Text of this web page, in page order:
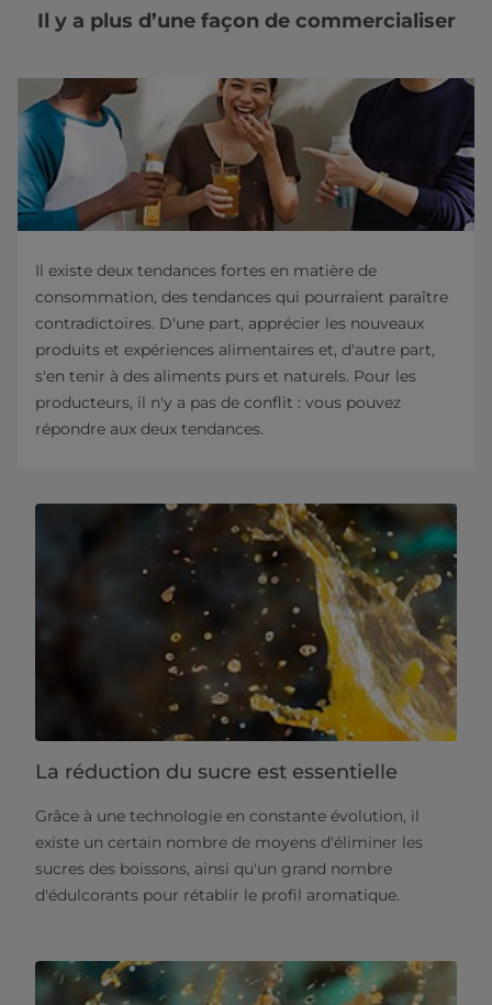
Il y a plus d’une façon de commercialiser
Il existe deux tendances fortes en matière de
consommation, des tendances qui pourraient paraître
contradictoires. D'une part, apprécier les nouveaux
produits et expériences alimentaires et, d'autre part,
s'en tenir à des aliments purs et naturels. Pour les
producteurs, il n'y a pas de conflit : vous pouvez
répondre aux deux tendances.
La réduction du sucre est essentielle
Grâce à une technologie en constante évolution, il
existe un certain nombre de moyens d'éliminer les
sucres des boissons, ainsi qu'un grand nombre
d'édulcorants pour rétablir le profil aromatique.